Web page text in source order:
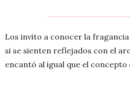
Los invito a conocer la
si se sienten reflejados con el
encantó al igual que el concepto